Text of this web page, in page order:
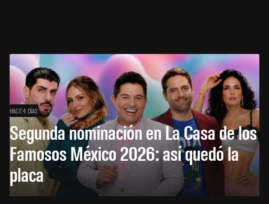
HACE 4 DÍAS
Segunda nominación en La Casa de los
Famosos México 2026: así quedó la
placa